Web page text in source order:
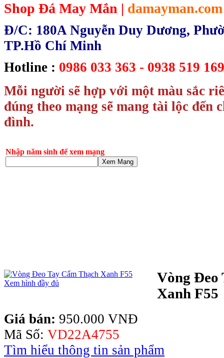
Shop Đá May Mắn | damayman.com
Đ/C: 180A Nguyễn Duy Dương,
TP.Hồ Chí Minh
Hotline : 0986 033 363 - 0938 519
Mỗi người sẽ hợp với một màu sắc
đúng theo mạng sẽ mang tài lộc đến
đình.
Nhập năm sinh để xem mạng
Xem Mạng
Xem hình đầy đủ
Vòng Đeo
Xanh F55
Giá bán: 950.000 VNĐ
Mã Số: VD22A4755
Tìm hiểu thông tin sản phẩm